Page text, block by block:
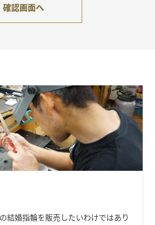
確認画面へ
結婚指輪を販売したいわけではあり